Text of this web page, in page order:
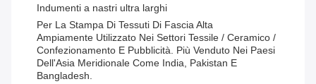
Indumenti a nastri ultra larghi
Per La Stampa Di Tessuti Di Fascia Alta
Ampiamente Utilizzato Nei Settori Tessile / Ceramico /
Confezionamento E Pubblicità. Più Venduto Nei Paesi
Dell'Asia Meridionale Come India, Pakistan E
Bangladesh.